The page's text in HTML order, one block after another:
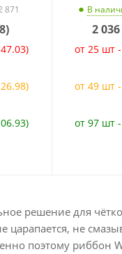
871
)
В
2 036
от 25 шт -
от 49 шт -
от 97 шт -
решение для
царапается, не
поэтому риббон